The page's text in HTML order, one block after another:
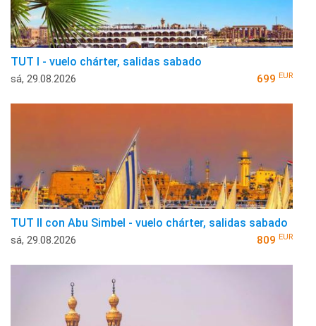
TUT I - vuelo chárter, salidas sabado
sá, 29.08.2026 699 EUR
TUT II con Abu Simbel - vuelo chárter, salidas sabado
sá, 29.08.2026 809 EUR